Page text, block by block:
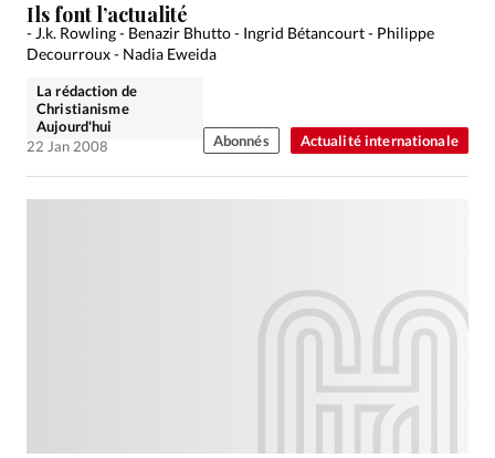
Actualité internationale
Ils font l’actualité
- J.k. Rowling - Benazir Bhutto - Ingrid Bétancourt - Philippe
Decourroux - Nadia Eweida
La rédaction de
Christianisme
Aujourd'hui
22 Jan 2008
Abonnés